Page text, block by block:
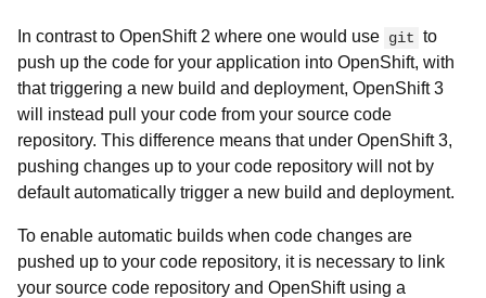
In contrast to OpenShift 2 where one would use git to
push up the code for your application into OpenShift, with
that triggering a new build and deployment, OpenShift 3
will instead pull your code from your source code
repository. This difference means that under OpenShift 3,
pushing changes up to your code repository will not by
default automatically trigger a new build and deployment.
To enable automatic builds when code changes are
pushed up to your code repository, it is necessary to link
your source code repository and OpenShift using a